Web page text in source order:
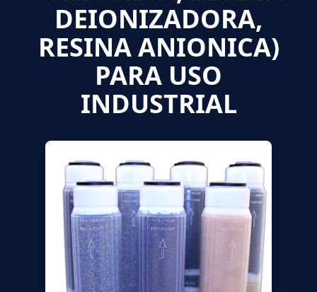
DEIONIZADORA,
RESINA ANIONICA)
PARA USO
INDUSTRIAL